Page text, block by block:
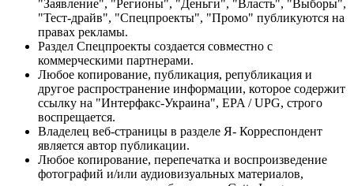
"Заявление", "Регионы", "Деньги", "Власть", "Выборы",
"Тест-драйв", "Спецпроекты", "Промо" публикуются на
правах рекламы.
Раздел Спецпроекты создается совместно с
коммерческими партнерами.
Любое копирование, публикация, републикация и
другое распространение информации, которое содержит
ссылку на "Интерфакс-Украина", EPA / UPG, строго
воспрещается.
Владелец веб-страницы в разделе Я- Корреспондент
является автор публикации.
Любое копирование, перепечатка и воспроизведение
фотографий и/или аудиовизуальных материалов,